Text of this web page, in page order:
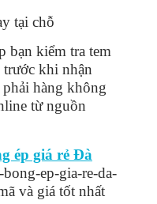
tại chỗ
bạn kiểm tra tem
trước khi nhận
hàng không
từ nguồn
ép giá rẻ Đà
ep-gia-re-da-
và giá tốt nhất